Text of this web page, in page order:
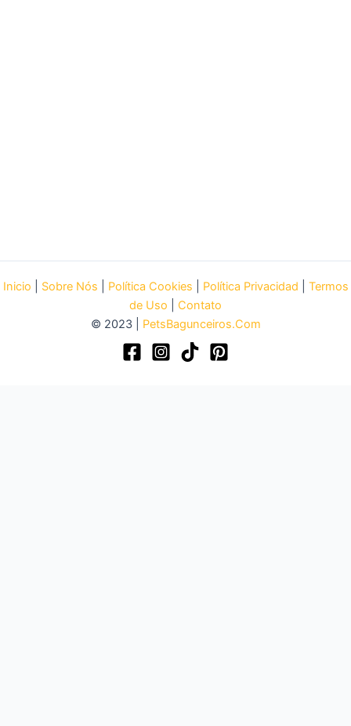
Inicio Sobre Nós Política Cookies Política Privacidad
Termos
de Uso
Contato
© 2023 | PetsBagunceiros.Com